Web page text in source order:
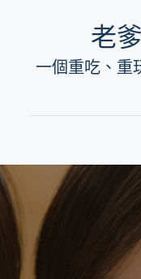
content
老
一個重吃、重